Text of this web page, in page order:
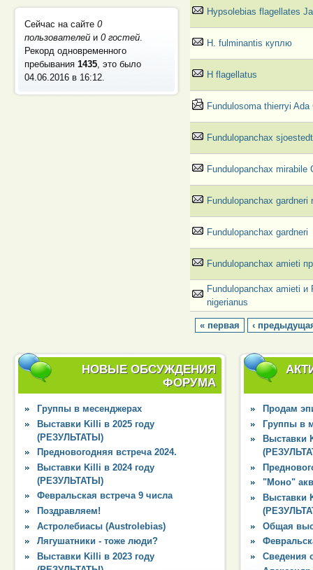
Сейчас на сайте0
пользователей и0 гостей
Рекорд одновременного
пребывания1435 , это было
04.06.2016 в 16:12
Hypsolebias flagellates
H. fulminantis куплю
H flagellatus
Fundulosoma thierryi Ada
Fundulopanchax
Fundulopanchax mirabile
Fundulopanchax gardneri
Fundulopanchax gardneri
Fundulopanchax amieti
Fundulopanchax amieti и
nigerianus
« первая ‹
НОВЫЕ ОБСУЖДЕНИЯ
ФОРУМА
Группы в месенджерах
Выставки Killi в 2025 году
(РЕЗУЛЬТАТЫ)
Предновогодняя встреча 2024.
Выставки Killi в 2024 году
(РЕЗУЛЬТАТЫ)
Февральская встреча 9 числа
Поздравляем!
Астролебиасы (Austrolebias)
Лягушатники - тоже люди?
Выставки Killi в 2023 году
Продам
Группы в
Выставки
"Моно"
Выставки
Общая
Сведения